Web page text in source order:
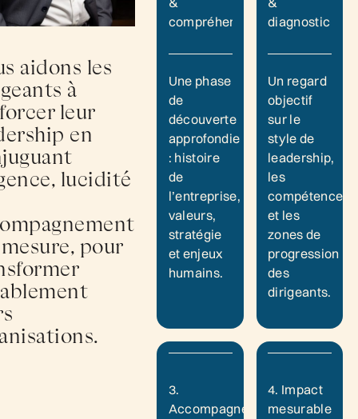
aidons les
à
leur
en
lucidité
pour
compréhension
Une phase
de
découverte
approfondie
: histoire
de
l’entreprise,
valeurs,
stratégie
et enjeux
humains.
diagnostic
Un regard
objectif
sur le
style de
leadership,
les
compétences,
et les
zones de
progression
des
dirigeants.
3.
Accompagnement
4. Impact
mesurable